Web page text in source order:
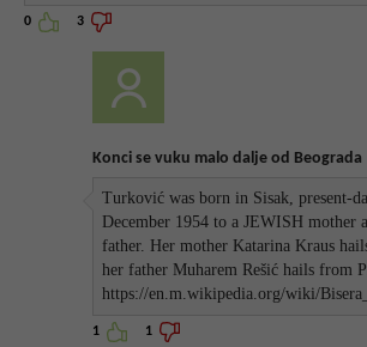
0 3
Konci se vuku malo dalje od Beograda
Turković was born in Sisak, present-
December 1954 to a JEWISH mother
father. Her mother Katarina Kraus
her father Muharem Rešić hails from
https://en.m.wikipedia.org/wiki/
1 1